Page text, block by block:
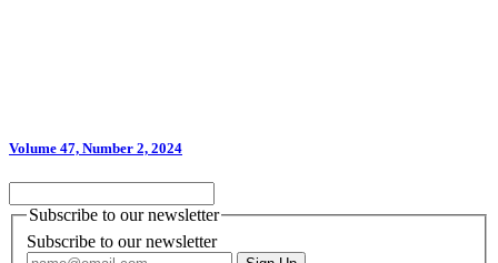
Volume 47, Number 2, 2024
Subscribe to our newsletter
Subscribe to our newsletter